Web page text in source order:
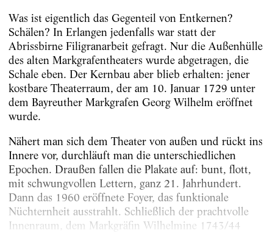
Was ist eigentlich das Gegenteil von Entkernen?
Schälen? In Erlangen jedenfalls war statt der
Abrissbirne Filigranarbeit gefragt. Nur die Außenhülle
des alten Markgrafentheaters wurde abgetragen, die
Schale eben. Der Kernbau aber blieb erhalten: jener
kostbare Theaterraum, der am 10. Januar 1729 unter
dem Bayreuther Markgrafen Georg Wilhelm eröffnet
wurde.
Nähert man sich dem Theater von außen und rückt ins
Innere vor, durchläuft man die unterschiedlichen
Epochen. Draußen fallen die Plakate auf: bunt, flott,
mit schwungvollen Lettern, ganz 21. Jahrhundert.
Dann das 1960 eröffnete Foyer, das funktionale
Nüchternheit ausstrahlt. Schließlich der prachtvolle
Innenraum, dem Markgräfin Wilhelmine 1743/44